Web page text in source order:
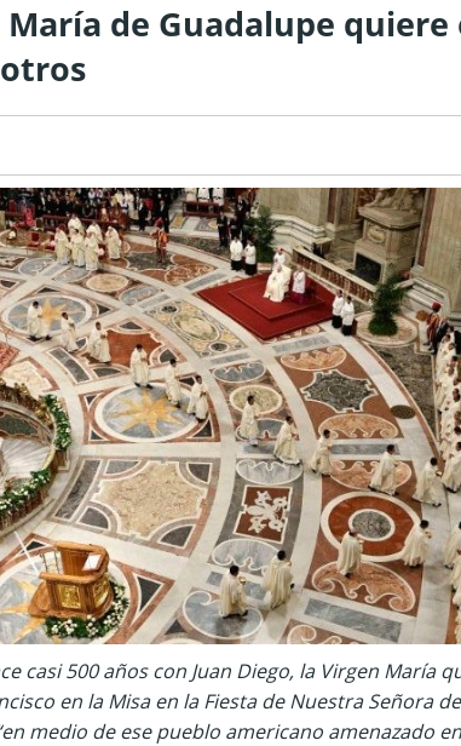
María de Guadalupe
casi 500 años con Juan Diego, la Virgen María
en la Misa en la Fiesta de Nuestra Señora
medio de ese pueblo americano amenazado